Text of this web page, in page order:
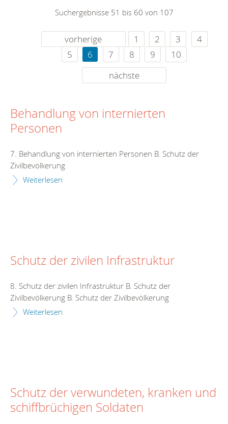
Suchergebnisse 51 bis 60 von 107
vorherige 1 2 3
4
5
6 7 8 9
10
nächste
Behandlung von internierten
Personen
7. Behandlung von internierten Personen B. Schutz der
Zivilbevölkerung
Weiterlesen
Schutz der zivilen Infrastruktur
8. Schutz der zivilen Infrastruktur B. Schutz der
Zivilbevölkerung B. Schutz der Zivilbevölkerung
Weiterlesen
Schutz der verwundeten, kranken und
schiffbrüchigen Soldaten